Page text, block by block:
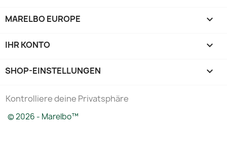
MARELBO EUROPE 
IHR KONTO 
SHOP-EINSTELLUNGEN keyboard_arrow_down
Kontrolliere deine Privatsphäre
© 2026 - Marelbo™